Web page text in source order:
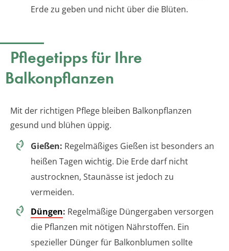
Erde zu geben und nicht über die Blüten.
Pflegetipps für Ihre
Balkonpflanzen
Mit der richtigen Pflege bleiben Balkonpflanzen
gesund und blühen üppig.
Gießen: Regelmäßiges Gießen ist besonders an
heißen Tagen wichtig. Die Erde darf nicht
austrocknen, Staunässe ist jedoch zu
vermeiden.
Düngen: Regelmäßige Düngergaben versorgen
die Pflanzen mit nötigen Nährstoffen. Ein
spezieller Dünger für Balkonblumen sollte